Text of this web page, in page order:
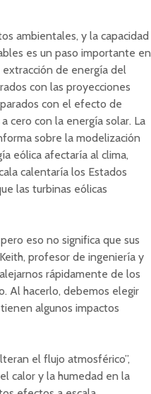
ambientales, y la capacidad
es un paso importante en
de energía del
con las proyecciones
con el efecto de
cero con la energía solar. La
sobre la modelización
eólica afectaría al clima,
calentaría los Estados
las turbinas eólicas
eso no significa que sus
profesor de ingeniería y
rápidamente de los
Al hacerlo, debemos elegir
algunos impactos
el flujo atmosférico”,
calor y la humedad en la